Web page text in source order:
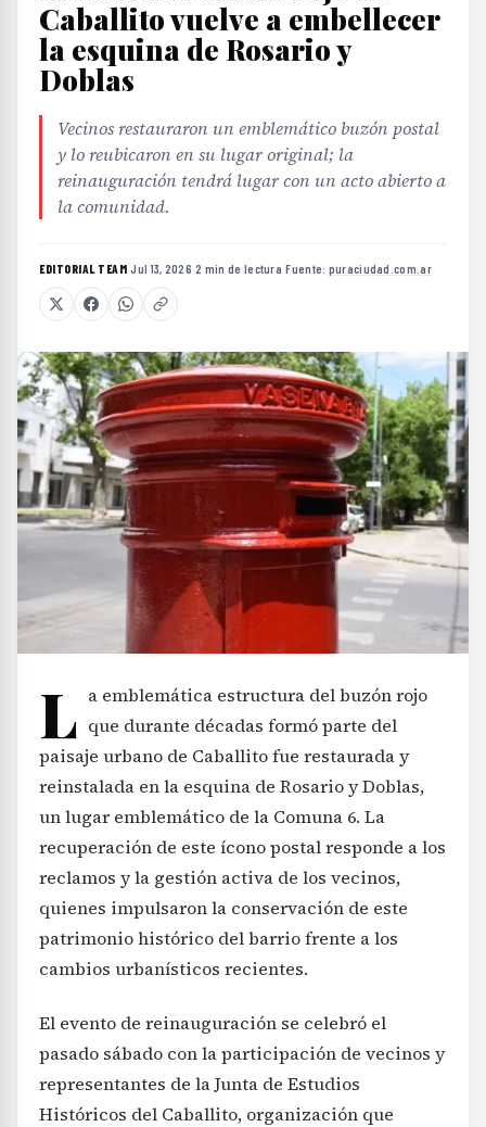
Caballito vuelve a embellecer
la esquina de Rosario y
Doblas
Vecinos restauraron un emblemático buzón postal
y lo reubicaron en su lugar original; la
reinauguración tendrá lugar con un acto abierto a
la comunidad.
EDITORIAL TEAM·Jul 13, 2026·2 min de lectura·Fuente: puraciudad.com.ar
L a emblemática estructura del buzón rojo
que durante décadas formó parte del
paisaje urbano de Caballito fue restaurada y
reinstalada en la esquina de Rosario y Doblas,
un lugar emblemático de la Comuna 6. La
recuperación de este ícono postal responde a los
reclamos y la gestión activa de los vecinos,
quienes impulsaron la conservación de este
patrimonio histórico del barrio frente a los
cambios urbanísticos recientes.
El evento de reinauguración se celebró el
pasado sábado con la participación de vecinos y
representantes de la Junta de Estudios
Históricos del Caballito, organización que